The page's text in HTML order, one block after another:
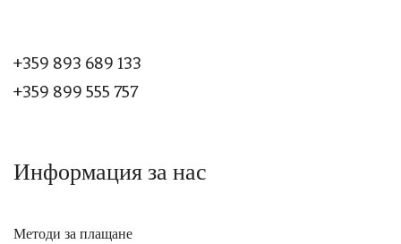
+359 893 689 133
+359 899 555 757
Информация за нас
Методи за плащане